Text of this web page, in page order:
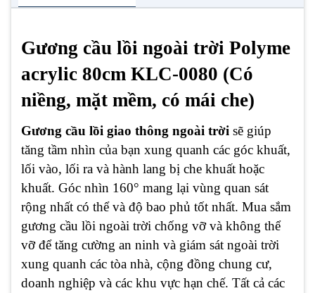
Gương cầu lồi ngoài trời Polyme
acrylic 80cm KLC-0080 (Có
niềng, mặt mềm, có mái che)
Gương cầu lồi giao thông ngoài trời sẽ giúp
tăng tầm nhìn của bạn xung quanh các góc khuất,
lối vào, lối ra và hành lang bị che khuất hoặc
khuất. Góc nhìn 160° mang lại vùng quan sát
rộng nhất có thể và độ bao phủ tốt nhất. Mua sắm
gương cầu lồi ngoài trời chống vỡ và không thể
vỡ để tăng cường an ninh và giám sát ngoài trời
xung quanh các tòa nhà, cộng đồng chung cư,
doanh nghiệp và các khu vực hạn chế. Tất cả các